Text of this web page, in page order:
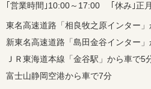
｢営業時間｣10:00～17:00 ｢休み｣正
東名高速道路「相良牧之原インター
新東名高速道路「島田金谷インター
ＪＲ東海道本線「金谷駅」から車で5
富士山静岡空港から車で7分